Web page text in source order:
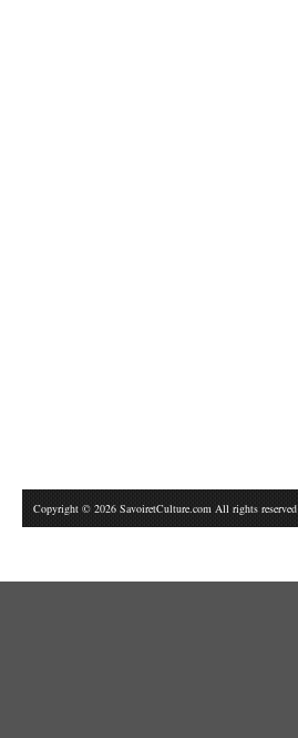
Copyright © 2026 SavoiretCulture.com All rights reserved